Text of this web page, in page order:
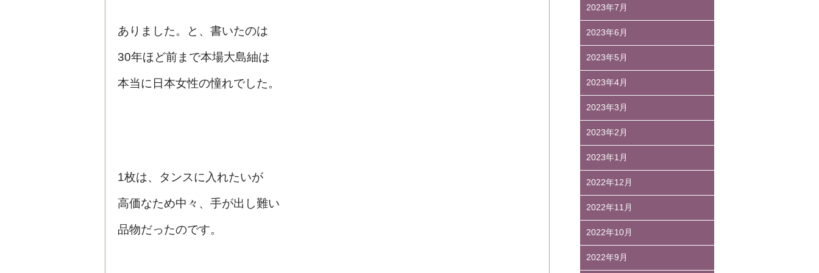
ありました。と、書いたのは
30年ほど前まで本場大島紬は
本当に日本女性の憧れでした。
1枚は、タンスに入れたいが
高価なため中々、手が出し難い
品物だったのです。
2023年7月
2023年6月
2023年5月
2023年4月
2023年3月
2023年2月
2023年1月
2022年12月
2022年11月
2022年10月
2022年9月